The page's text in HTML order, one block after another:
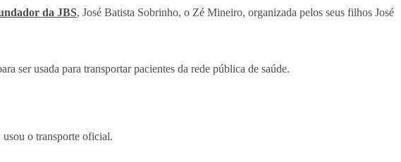
da JBS, José Batista Sobrinho, o Zé Mineiro, organizada pelos seus filhos José
ser usada para transportar pacientes da rede pública de saúde.
o transporte oficial.